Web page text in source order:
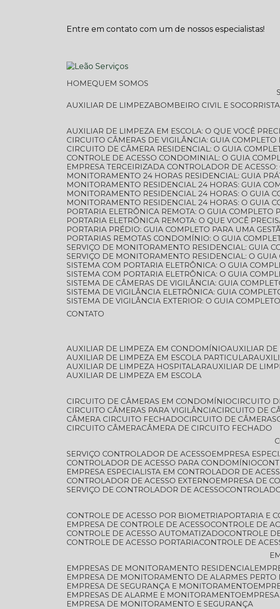
Entre em contato com um de nossos especialistas!
HOME
QUEM SOMOS
AUXILIAR DE LIMPEZA
BOMBEIRO CIVIL E SOCORRISTA
AUXILIAR DE LIMPEZA EM ESCOLA: O QUE VOCÊ
CIRCUITO CÂMERAS DE VIGILÂNCIA: GUIA
CIRCUITO DE CÂMERA RESIDENCIAL: O GUIA
CONTROLE DE ACESSO CONDOMINIAL: O GUIA
EMPRESA TERCEIRIZADA CONTROLADOR DE
MONITORAMENTO 24 HORAS RESIDENCIAL: GUIA
MONITORAMENTO RESIDENCIAL 24 HORAS: GUIA
MONITORAMENTO RESIDENCIAL 24 HORAS: O GUIA
MONITORAMENTO RESIDENCIAL 24 HORAS: O GUIA
PORTARIA ELETRÔNICA REMOTA: O GUIA COMPLETO
PORTARIA ELETRÔNICA REMOTA: O QUE VOCÊ
PORTARIA PRÉDIO: GUIA COMPLETO PARA UMA
PORTARIAS REMOTAS CONDOMÍNIO: O GUIA
SERVIÇO DE MONITORAMENTO RESIDENCIAL: GUIA
SERVIÇO DE MONITORAMENTO RESIDENCIAL: O
SISTEMA COM PORTARIA ELETRÔNICA: O GUIA
SISTEMA COM PORTARIA ELETRÔNICA: O GUIA
SISTEMA DE CÂMERAS DE VIGILÂNCIA: GUIA
SISTEMA DE VIGILÂNCIA ELETRÔNICA: GUIA
SISTEMA DE VIGILÂNCIA EXTERIOR: O GUIA
CONTATO
AUXILIAR DE LIMPEZA EM CONDOMÍNIO
AUXILIAR
AUXILIAR DE LIMPEZA EM ESCOLA PARTICULAR
AUXILIAR DE LIMPEZA HOSPITALAR
AUXILIAR DE
AUXILIAR DE LIMPEZA EM ESCOLA
CIRCUITO DE CÂMERAS EM CONDOMÍNIO
CIRCUITO
CIRCUITO CÂMERAS PARA VIGILÂNCIA
CIRCUITO DE
CÂMERA CIRCUITO FECHADO
CIRCUITO DE CÂMERAS
CIRCUITO CÂMERA
CÂMERA DE CIRCUITO FECHADO
SERVIÇO CONTROLADOR DE ACESSO
EMPRESA
CONTROLADOR DE ACESSO PARA CONDOMÍNIO
EMPRESA ESPECIALISTA EM CONTROLADOR DE
CONTROLADOR DE ACESSO EXTERNO
EMPRESA DE
SERVIÇO DE CONTROLADOR DE ACESSO
CONTROLE DE ACESSO POR BIOMETRIA
PORTARIA E
EMPRESA DE CONTROLE DE ACESSO
CONTROLE DE
CONTROLE DE ACESSO AUTOMATIZADO
CONTROLE
CONTROLE DE ACESSO PORTARIA CONTROLE DE
EMPRESAS DE MONITORAMENTO RESIDENCIAL
EMPRESA DE MONITORAMENTO DE ALARMES
EMPRESA DE SEGURANÇA E MONITORAMENTO
EMPRESAS DE ALARME E MONITORAMENTO
EMPRESA DE MONITORAMENTO E SEGURANÇA